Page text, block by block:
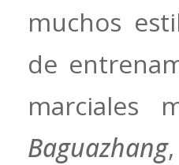
muchos
de
marciales
Baguazhang